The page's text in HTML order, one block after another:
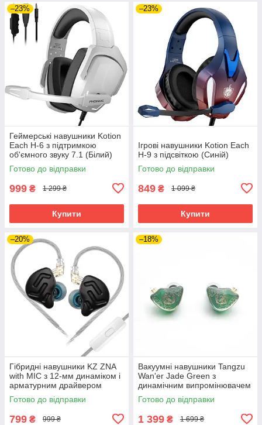
–23%
Геймерські навушники Kotion
Each H-6 з підтримкою
об'ємного звуку 7.1 (Білий)
Готово до відправки
999 ₴ 1 299 ₴
Купити
–23%
Ігрові навушники Kotion Each
H-9 з підсвіткою (Синій)
Готово до відправки
849 ₴ 1 099 ₴
Купити
–20%
Гібридні навушники KZ ZNA
with MIC з 12-мм динаміком і
арматурним драйвером
(Чорний)
Готово до відправки
799 ₴ 999 ₴
–18%
Вакуумні навушники Tangzu
Wan'er Jade Green з
динамічним випромінювачем
(Зелений)
Готово до відправки
1 399 ₴ 1 699 ₴